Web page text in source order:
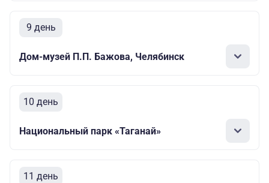
9 день
Дом-музей П.П. Бажова, Челябинск
10 день
Национальный парк «Таганай»
11 день